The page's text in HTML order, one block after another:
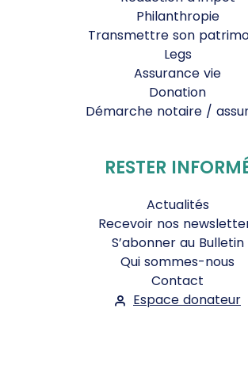
Philanthropie
Transmettre son
Legs
Assurance vie
Donation
Démarche notaire /
RESTER
Actualités
Recevoir nos
S’abonner au Bulletin
Qui sommes-nous
Contact
Espace donateur